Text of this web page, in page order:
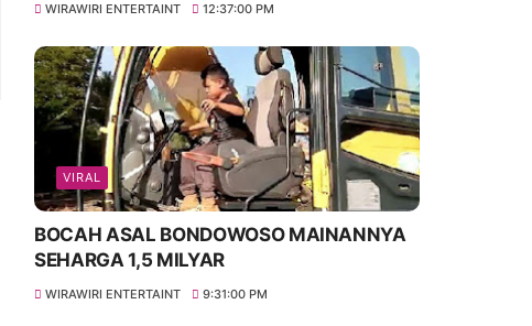
WIRAWIRI ENTERTAINT 12:37:00 PM
VIRAL
BOCAH ASAL BONDOWOSO MAINANNYA
SEHARGA 1,5 MILYAR
WIRAWIRI ENTERTAINT 9:31:00 PM